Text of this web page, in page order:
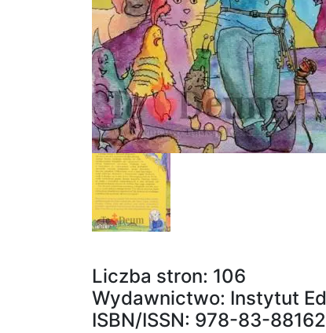
Liczba stron: 106
Wydawnictwo: Instytut
ISBN/ISSN: 978-83-